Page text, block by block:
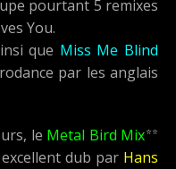
pourtant 5 remixes
You.
que Miss Me Blind
par les anglais
le Metal Bird Mix⭐⭐
dub par Hans